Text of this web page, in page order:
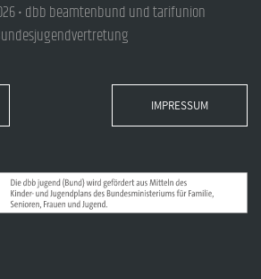
• dbb beamtenbund und tarifunion
IMPRESSUM